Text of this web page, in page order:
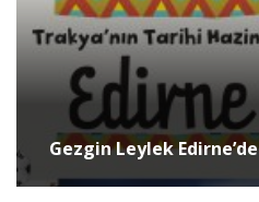
Gezgin Leylek Edirne’de